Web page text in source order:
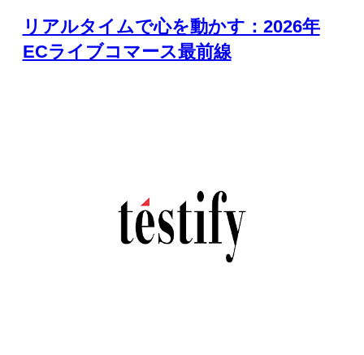
リアルタイムで心を動かす：2026年
ECライブコマース最前線